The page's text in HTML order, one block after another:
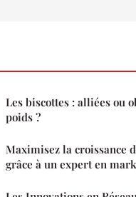
Les biscottes : alliées ou
poids ?
Maximisez la croissance
grâce à un expert en